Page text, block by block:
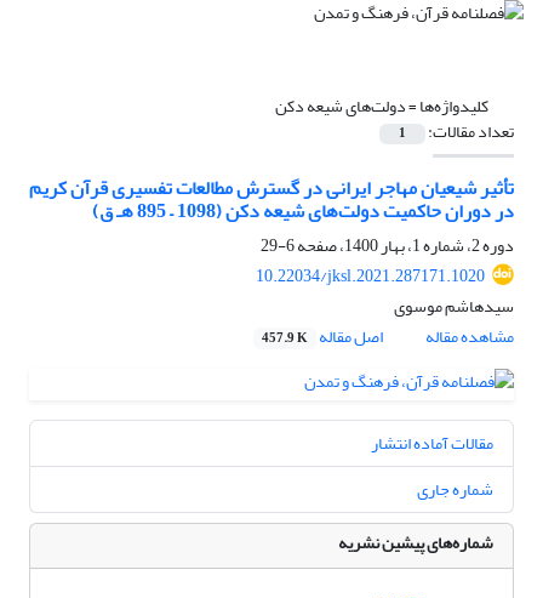
کلیدواژه‌ها =دولت‌های شیعه دکن
تعداد مقالات: 1
تأثیر شیعیان مهاجر ایرانی در گسترش مطالعات تفسیری قرآن کریم
در دوران حاکمیت دولت‌های شیعه دکن (1098 – 895 هـ ق)
دوره 2، شماره 1، بهار 1400، صفحه
6-29
10.22034/jksl.2021.287171.1020
سیدهاشم موسوی
مشاهده مقاله
اصل مقاله 457.9 K
مقالات آماده انتشار
شماره جاری
شماره‌های پیشین نشریه